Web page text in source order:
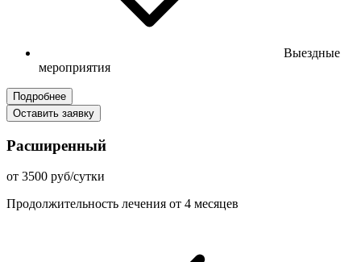
Выездные
мероприятия
Подробнее
Оставить заявку
Расширенный
от 3500 руб/сутки
Продолжительность лечения от 4 месяцев